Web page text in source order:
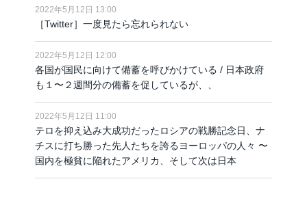
2022年5月12日 13:00
［Twitter］一度見たら忘れられない
2022年5月12日 12:00
各国が国民に向けて備蓄を呼びかけている / 日本政府
も１〜２週間分の備蓄を促しているが、、
2022年5月12日 11:00
テロを抑え込み大成功だったロシアの戦勝記念日、ナ
チスに打ち勝った先人たちを誇るヨーロッパの人々 〜
国内を極貧に陥れたアメリカ、そして次は日本